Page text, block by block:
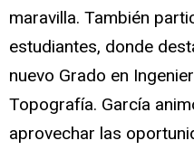
maravilla. También
estudiantes, donde
nuevo Grado en
Topografía. García
aprovechar las